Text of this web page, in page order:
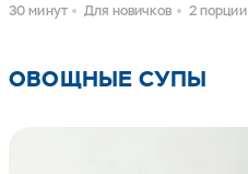
30 минут Для новичков 2 порции
ОВОЩНЫЕ СУПЫ